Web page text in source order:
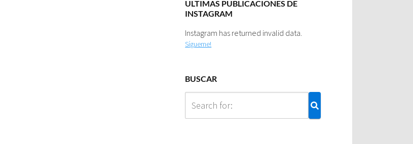
ULTIMAS PUBLICACIONES DE
INSTAGRAM
Instagram has returned invalid data.
Sígueme!
BUSCAR